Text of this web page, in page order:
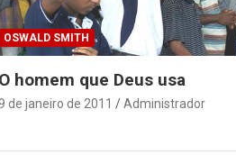
OSWALD SMITH
O homem que Deus usa
de janeiro de 2011 Administrador